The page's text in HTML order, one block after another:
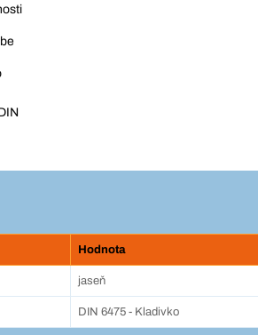
Hodnota
jaseň
DIN 6475 - Kladivko